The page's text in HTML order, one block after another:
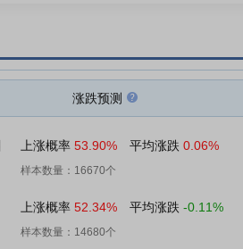
涨跌预测
上涨概率 53.90% 平均涨跌 0.06%
样本数量：16670个
上涨概率 52.34% 平均涨跌 -0.11%
样本数量：14680个